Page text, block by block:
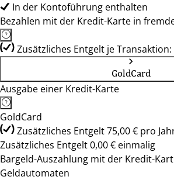
In der Kontoführung enthalten
Bezahlen mit der Kredit-Karte in
Zusätzliches Entgelt je Transaktion:
GoldCard
Ausgabe einer Kredit-Karte
GoldCard
Zusätzliches Entgelt 75,00 € pro
Zusätzliches Entgelt 0,00 € einmalig
Bargeld-Auszahlung mit der Kredit-
Geldautomaten